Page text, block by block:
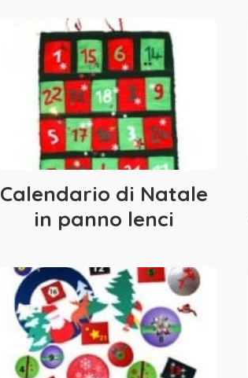
Calendario di Natale
in panno lenci